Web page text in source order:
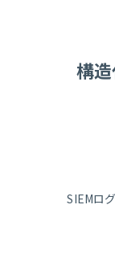
構
SIEMロ